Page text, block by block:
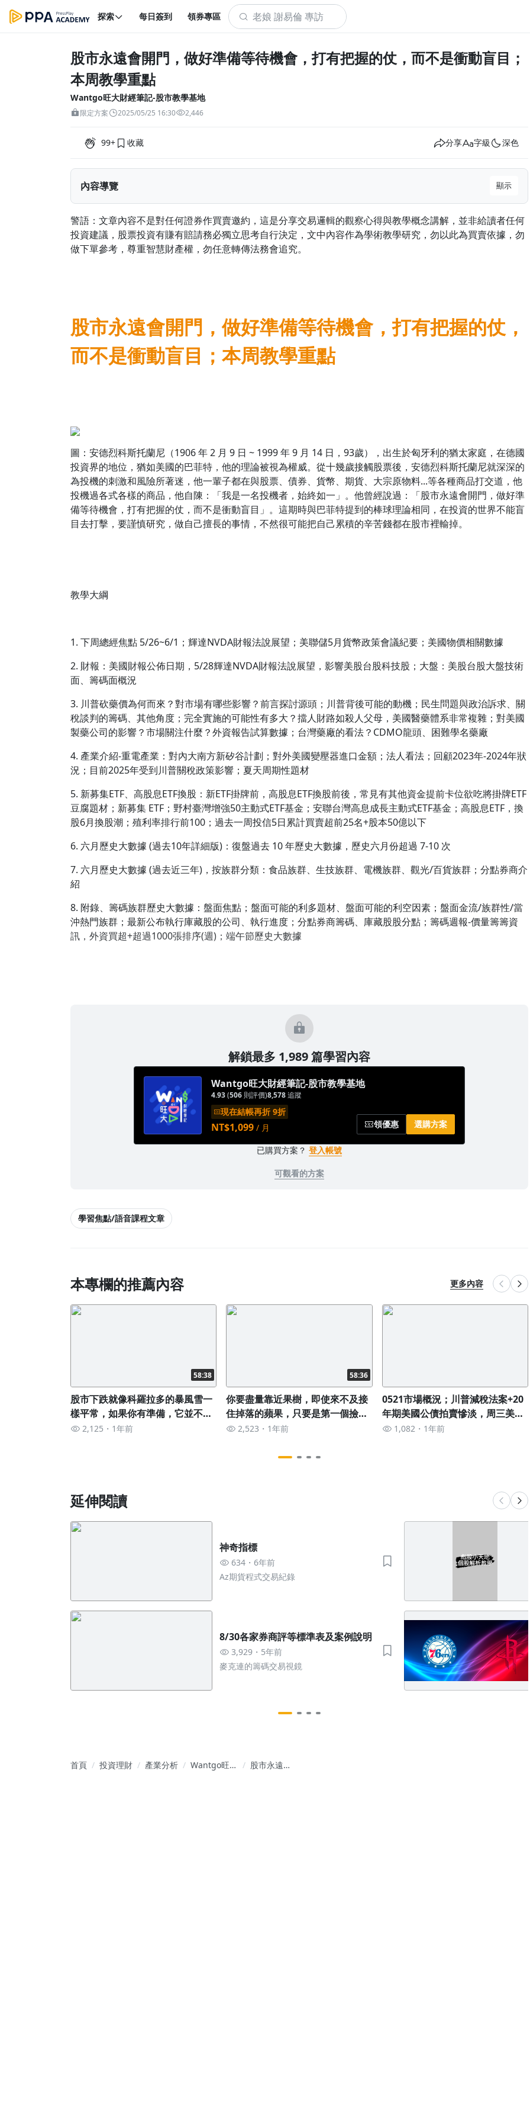
探索 每日簽到 領券專區
下
股市永遠會開門，做好準備等待機會，打有把握的仗，而不是衝動盲目；
本周教學重點
Wantgo旺大財經筆記-股市教學基地
限定方案 2025/05/25 16:30 2,446
99+ 收藏 分享 字級 深色
內容導覽 顯示
警語：文章內容不是對任何證券作買賣邀約，這是分享交易邏輯的觀察心得與教學概念講解，並非給讀者任何
投資建議，股票投資有賺有賠請務必獨立思考自行決定，文中內容作為學術教學研究，勿以此為買賣依據，勿
做下單參考，尊重智慧財產權，勿任意轉傳法務會追究。
股市永遠會開門，做好準備等待機會，打有把握的仗，
而不是衝動盲目；本周教學重點
圖：安德烈科斯托蘭尼（1906 年 2 月 9 日 ~ 1999 年 9 月 14 日，93歲），出生於匈牙利的猶太家庭，在德國
投資界的地位，猶如美國的巴菲特，他的理論被視為權威。從十幾歲接觸股票後，安德烈科斯托蘭尼就深深的
為投機的刺激和風險所著迷，他一輩子都在與股票、債券、貨幣、期貨、大宗原物料...等各種商品打交道，他
投機過各式各樣的商品，他自陳：「我是一名投機者，始終如一」。他曾經說過：「股市永遠會開門，做好準
備等待機會，打有把握的仗，而不是衝動盲目」。這期時與巴菲特提到的棒球理論相同，在投資的世界不能盲
目去打擊，要謹慎研究，做自己擅長的事情，不然很可能把自己累積的辛苦錢都在股市裡輸掉。
教學大綱
1. 下周總經焦點 5/26~6/1；輝達NVDA財報法說展望；美聯儲5月貨幣政策會議紀要；美國物價相關數據
2. 財報：美國財報公佈日期，5/28輝達NVDA財報法說展望，影響美股台股科技股；大盤：美股台股大盤技術
面、籌碼面概況
3. 川普砍藥價為何而來？對市場有哪些影響？前言探討源頭；川普背後可能的動機；民生問題與政治訴求、關
稅談判的籌碼、其他角度；完全實施的可能性有多大？擋人財路如殺人父母，美國醫藥體系非常複雜；對美國
製藥公司的影響？市場關注什麼？外資報告試算數據；台灣藥廠的看法？CDMO龍頭、困難學名藥廠
4. 產業介紹-重電產業：對內大南方新矽谷計劃；對外美國變壓器進口金額；法人看法；回顧2023年-2024年狀
況；目前2025年受到川普關稅政策影響；夏天周期性題材
5. 新募集ETF、高股息ETF換股：新ETF掛牌前，高股息ETF換股前後，常見有其他資金提前卡位欲吃將掛牌ETF
豆腐題材；新募集 ETF；野村臺灣增強50主動式ETF基金；安聯台灣高息成長主動式ETF基金；高股息ETF，換
股6月換股潮；殖利率排行前100；過去一周投信5日累計買賣超前25名+股本50億以下
6. 六月歷史大數據 (過去10年詳細版)：復盤過去 10 年歷史大數據，歷史六月份超過 7-10 次
7. 六月歷史大數據 (過去近三年)，按族群分類：食品族群、生技族群、電機族群、觀光/百貨族群；分點券商介
紹
8. 附錄、籌碼族群歷史大數據：盤面焦點；盤面可能的利多題材、盤面可能的利空因素；盤面金流/族群性/當
沖熱門族群；最新公布執行庫藏股的公司、執行進度；分點券商籌碼、庫藏股股分點；籌碼週報-價量籌籌資
訊，外資買超+超過1000張排序(週)；端午節歷史大數據
解鎖最多 1,989 篇學習內容
Wantgo旺大財經筆記-股市教學基地
4.93(506 則評價)8,578追蹤
現在結帳再折 9折
NT$1,099 / 月 領優惠 選購方案
已購買方案？ 登入帳號
可觀看的方案
學習焦點/語音課程文章
本專欄的推薦內容 更多內容
58:38
股市下跌就像科羅拉多的暴風雪一
樣平常，如果你有準備，它並不能
傷害你；本周教學重點
2,125 1年前
58:36
你要盡量靠近果樹，即使來不及接
住掉落的蘋果，只要是第一個撿起
來的人就好；本周教學重點
2,523 1年前
0521市場概況；川普減稅法案+20
年期美國公債拍賣慘淡，周三美股
美元美債下跌；七國集團討論對低
1,082 1年前
延伸閱讀
神奇指標
634
6年前
Az期貨程式交易紀錄
8/30各家券商評等標準表及案例說明
3,929
5年前
麥克連的籌碼交易視鏡
首頁 投資理財 產業分析
Wantgo旺大
股市永遠會